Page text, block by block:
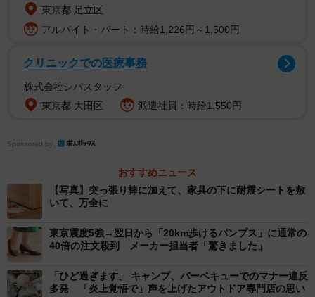
もし就寝していて、直前の震度4が無くて、いきなり震度6
来てたら、死んでました。 pic.twitter.com/vDiX8v4UrB
— マヒロッツォ (@ShizuAg)
マヒロッツォさんに聞きました。
―状況を教えて頂けますか？
「11時半過ぎに布団で寝ようとしていたら、最初の震度4の
地震が起きました。湯沸かし器や加湿器に水が入ったまま
のことを思い出して、揺れている中、慌てて2つを抱えて流
しに持っていきました。水を捨て終えてホッとしたところ
で、再び揺れ始めました。それが震度6です」
「昨年2月に起きた強い地震の際に、冷蔵庫の上に置いてい
東京都 足立区
アルバイト・パート：時給1,226円～1,500円
クリニックでの医療事務
株式会社シバスタッフ
東京都 大田区
派遣社員：時給1,550円
Sponsored by
おすすめニュース
【写真】突っ張り棒に加えて、家具の下に耐震シートを敷
いて、万全に
東京震度5強→翌日から「20km歩けるパンプス」に通常の
40倍の注文殺到 メーカー担当者「驚きました」
「ひど過ぎます」 キャンプ、バーベキューでのマナー違反
多発 「炎上覚悟で」声を上げたアウトドア専門店の思い